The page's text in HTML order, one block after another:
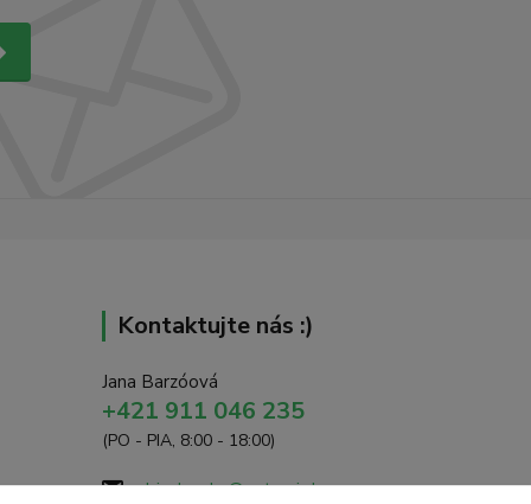
Kontaktujte nás :)
Jana Barzóová
+421 911 046 235
(PO - PIA, 8:00 - 18:00)
objednavky@naturaj.sk